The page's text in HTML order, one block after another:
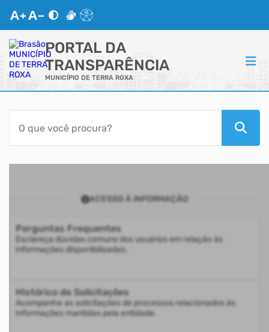
PORTAL DA
TRANSPARÊNCIA
MUNICÍPIO DE TERRA ROXA
ACESSO RÁPIDO
Acessibilidade
Autoatendimento
Mapa do Site
ACESSO À INFORMAÇÃO
Perguntas Frequentes
Esclareça dúvidas comuns dos usuários em relação às
informações disponibilizadas.
Histórico de Solicitações
Acompanhe as solicitações de processos relacionados às
informações mantidas pela entidade.